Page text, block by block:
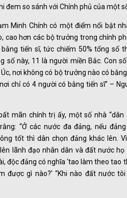
đem so sánh với Chính phủ của một
Minh Chính có một điểm nổi bật
cao hơn các bộ trưởng trong chính
tiến sĩ, tức chiếm 50% tổng số
số này, 11 là người miền Bắc. Con
nơi không có bộ trưởng nào có
chỉ có 4 người có bằng tiến sĩ” –
mãn chính trị ấy, một số nhà “dân
“Ở các nước đa đảng, nếu
tốt thì dân chọn đảng khác lên.
lãnh đạo nhân dân và đất nước họ
độc đảng có nghĩa ‘tao làm theo tao
được gì nào?’ “Khi nào đất nước